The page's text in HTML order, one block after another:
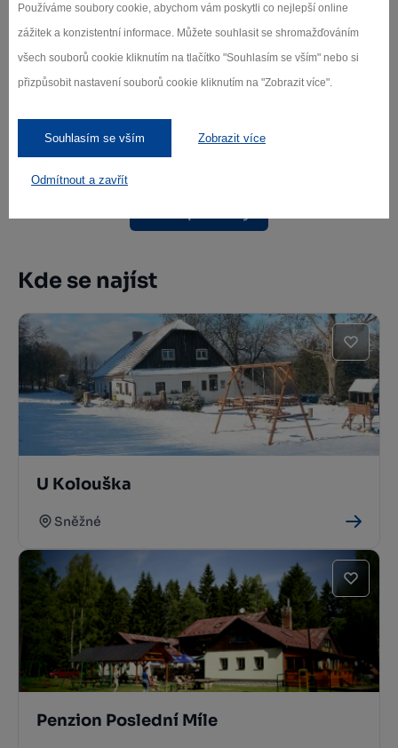
Používáme soubory cookie, abychom vám poskytli co nejlepší online
zážitek a konzistentní informace. Můžete souhlasit se shromažďováním
všech souborů cookie kliknutím na tlačítko "Souhlasím se vším" nebo si
přizpůsobit nastavení souborů cookie kliknutím na "Zobrazit více".
Souhlasím se vším Zobrazit více
Odmítnout a zavřít
Svratka
Kde se najíst
U Kolouška
Sněžné
Penzion Poslední Míle